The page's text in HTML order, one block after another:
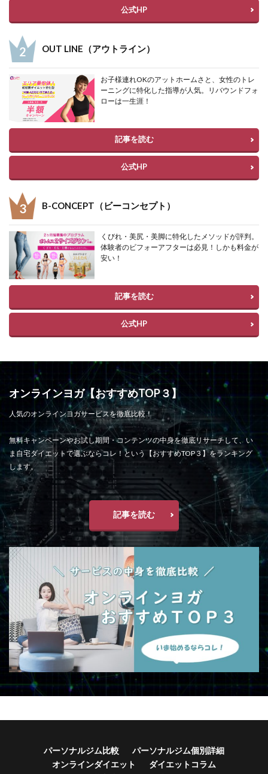
公式HP
OUT LINE（アウトライン）
お子様連れOKのアットホームさと、女性のトレ
ーニングに特化した指導が人気。リバウンドフォ
ローは一生涯！
記事を読む
公式HP
B-CONCEPT（ビーコンセプト）
くびれ・美尻・美脚に特化したメソッドが評判。
体験者のビフォーアフターは必見！しかも料金が
安い！
記事を読む
公式HP
オンラインヨガ【おすすめTOP３】
人気のオンラインヨガサービスを徹底比較！
無料キャンペーンやお試し期間・コンテンツの中身を徹底リサーチして、い
ま自宅ダイエットで選ぶならコレ！という【おすすめTOP３】をランキング
します。
記事を読む
パーソナルジム比較
パーソナルジム個別詳細
オンラインダイエット
ダイエットコラム